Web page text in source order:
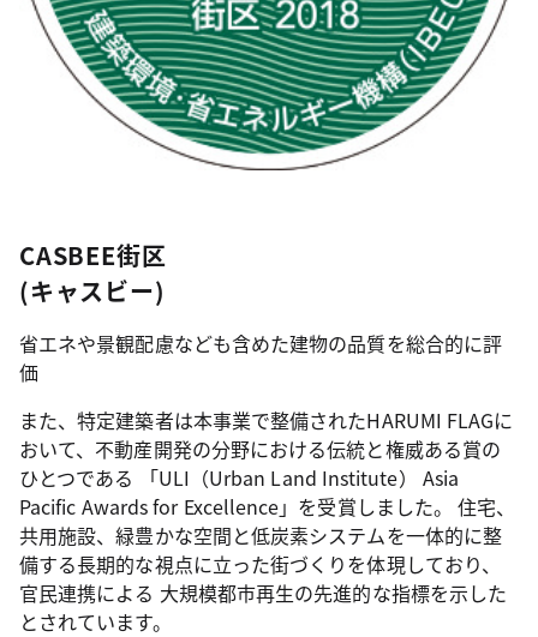
CASBEE街区
(キャスビー)
省エネや景観配慮なども含めた建物の品質を総合的に評
価
また、特定建築者は本事業で整備されたHARUMI FLAGに
おいて、不動産開発の分野における伝統と権威ある賞の
ひとつである 「ULI（Urban Land Institute） Asia
Pacific Awards for Excellence」を受賞しました。 住宅、
共用施設、緑豊かな空間と低炭素システムを一体的に整
備する長期的な視点に立った街づくりを体現しており、
官民連携による 大規模都市再生の先進的な指標を示した
とされています。